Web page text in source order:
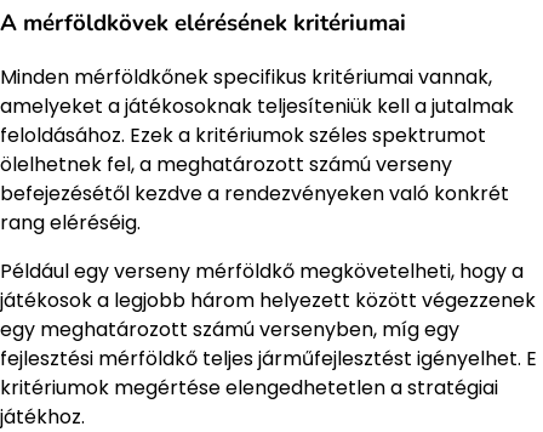
A mérföldkövek elérésének kritériumai
Minden mérföldkőnek specifikus kritériumai vannak,
amelyeket a játékosoknak teljesíteniük kell a jutalmak
feloldásához. Ezek a kritériumok széles spektrumot
ölelhetnek fel, a meghatározott számú verseny
befejezésétől kezdve a rendezvényeken való konkrét
rang eléréséig.
Például egy verseny mérföldkő megkövetelheti, hogy a
játékosok a legjobb három helyezett között végezzenek
egy meghatározott számú versenyben, míg egy
fejlesztési mérföldkő teljes járműfejlesztést igényelhet. E
kritériumok megértése elengedhetetlen a stratégiai
játékhoz.